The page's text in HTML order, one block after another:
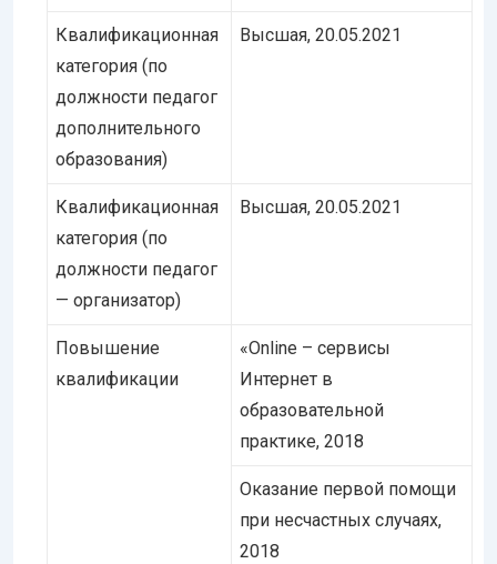
Квалификационная
категория (по
должности педагог
дополнительного
образования)
Высшая, 20.05.2021
Квалификационная
категория (по
должности педагог
— организатор)
Высшая, 20.05.2021
Повышение
квалификации
«Online – сервисы
Интернет в
образовательной
практике, 2018
Оказание первой помощи
при несчастных случаях,
2018